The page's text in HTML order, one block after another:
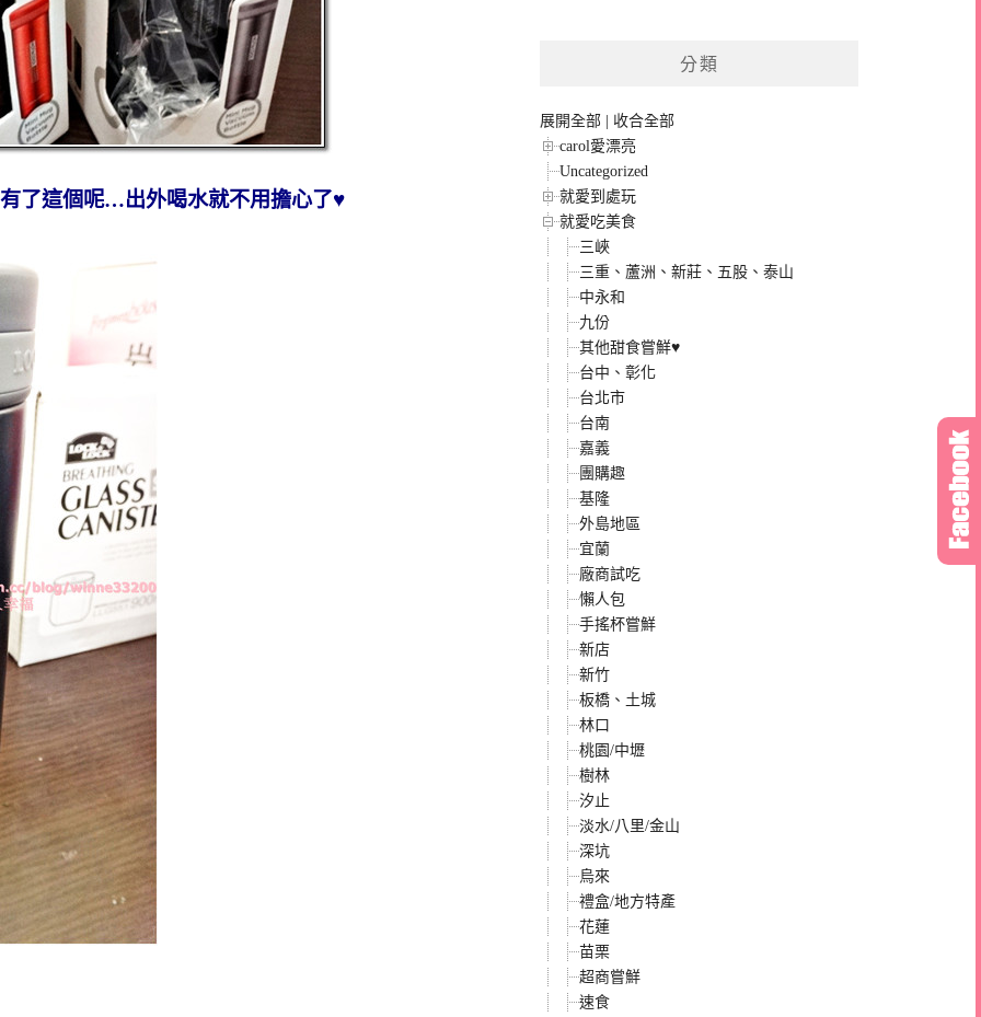
有了這個呢…出外喝水就不用擔心了♥
分類
展開全部 | 收合全部
carol愛漂亮
Uncategorized
就愛到處玩
就愛吃美食
三峽
三重、蘆洲、新莊、五股、泰山
中永和
九份
其他甜食嘗鮮♥
台中、彰化
台北市
台南
嘉義
團購趣
基隆
外島地區
宜蘭
廠商試吃
懶人包
手搖杯嘗鮮
新店
新竹
板橋、土城
林口
桃園/中壢
樹林
汐止
淡水/八里/金山
深坑
烏來
禮盒/地方特產
花蓮
苗栗
超商嘗鮮
速食